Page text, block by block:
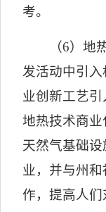
考。
（6）地
发活动中引
业创新工艺
地热技术商
天然气基础
业，并与州
作，提高人